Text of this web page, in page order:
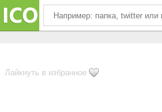
Лайкнуть в избранное